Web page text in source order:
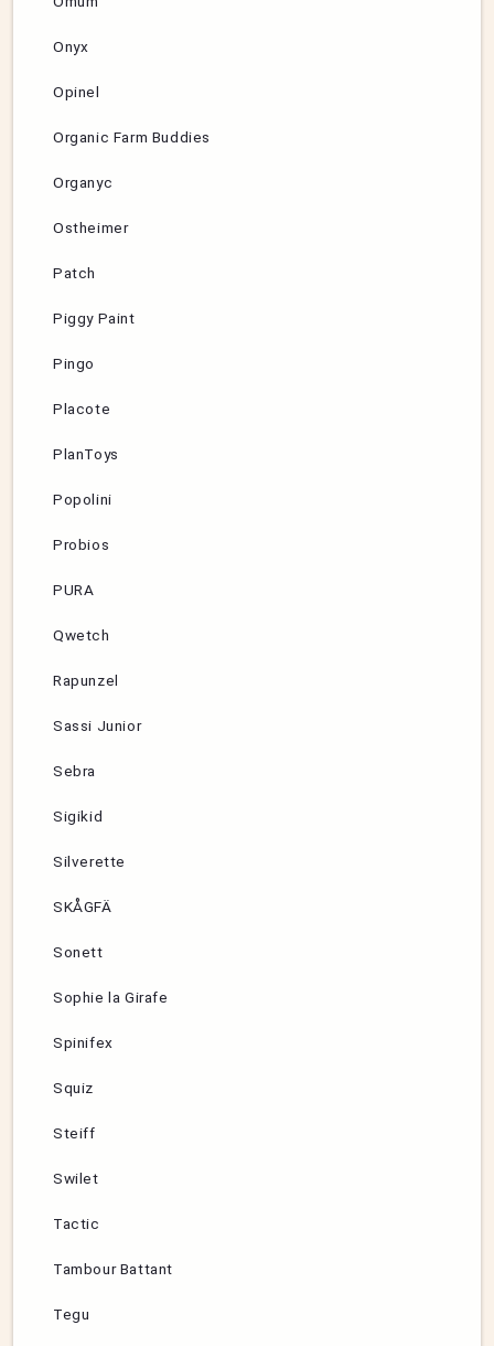
Onyx
Opinel
Organic Farm Buddies
Organyc
Ostheimer
Patch
Piggy Paint
Pingo
Placote
PlanToys
Popolini
Probios
PURA
Qwetch
Rapunzel
Sassi Junior
Sebra
Sigikid
Silverette
SKÅGFÄ
Sonett
Sophie la Girafe
Spinifex
Squiz
Steiff
Swilet
Tactic
Tambour Battant
Tegu